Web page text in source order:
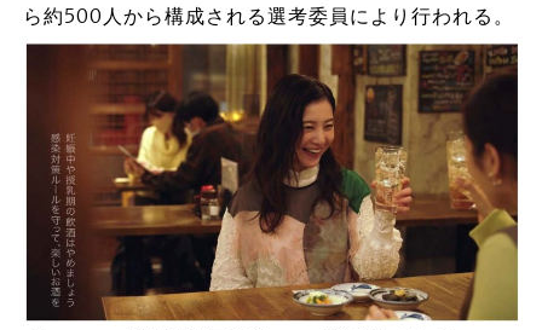
ら約500人から構成される選考委員により行われる。